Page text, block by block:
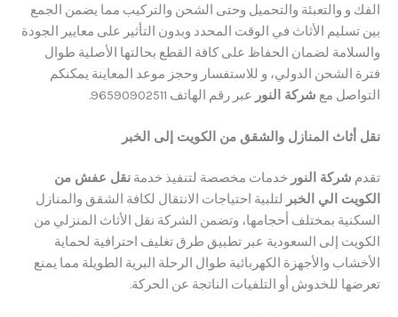
والتعبئة والتحميل وحتى الشحن والتركيب مما يضمن الجمع
الأثاث في الوقت المحدد وبدون التأثير على معايير الجودة
لضمان الحفاظ على كافة القطع بحالتها الأصلية طوال
الدولي، و ​للاستفسار وحجز موعد المعاينة يمكنكم
معشركة النورعبر رقم الهاتف 96590902511.
المنازل والشقق من الكويت إلى الخبر
شركة النورخدمات مخصصة لتنفيذ خدمةنقل عفش من
الي الخبرلتلبية احتياجات الانتقال لكافة الشقق والمنازل
بمختلف أحجامها، وتضمن الشركة نقل الأثاث المنزلي من
إلى السعودية عبر تطبيق طرق تغليف احترافية لحماية
والأجهزة الكهربائية طوال الرحلة البرية الطويلة مما يمنع
للخدوش أو التلفيات الناتجة عن الحركة.